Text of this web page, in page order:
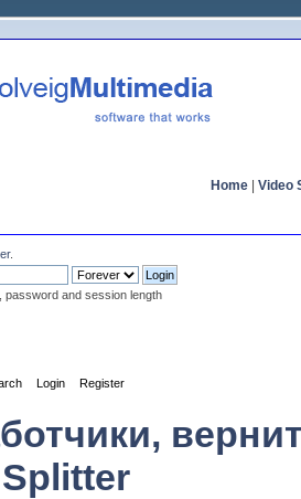
Home Video
.
password and session length
Login Register